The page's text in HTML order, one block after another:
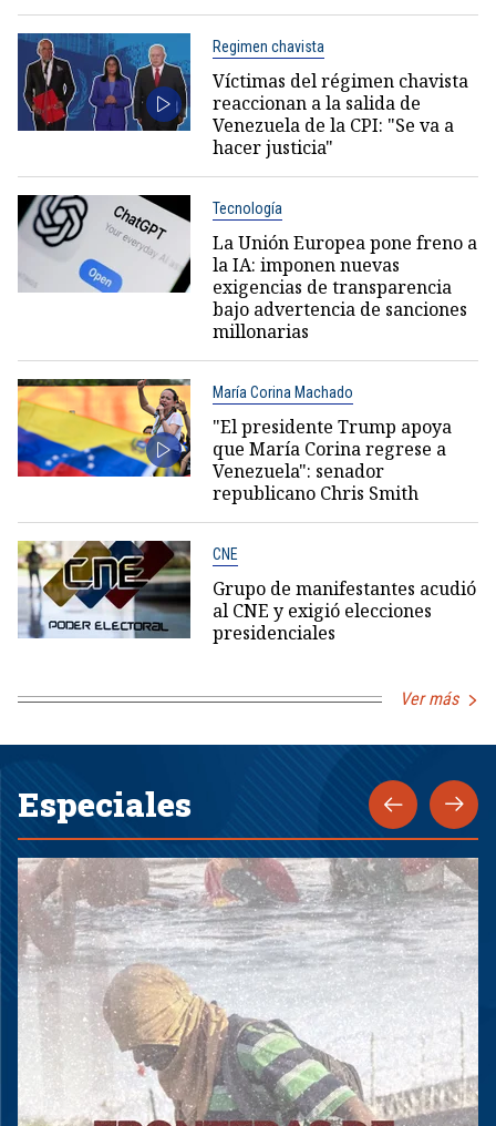
Regimen chavista
Víctimas del régimen chavista
reaccionan a la salida de
Venezuela de la CPI: "Se va a
hacer justicia"
Tecnología
La Unión Europea pone freno a
la IA: imponen nuevas
exigencias de transparencia
bajo advertencia de sanciones
millonarias
María Corina Machado
"El presidente Trump apoya
que María Corina regrese a
Venezuela": senador
republicano Chris Smith
CNE
Grupo de manifestantes acudió
al CNE y exigió elecciones
presidenciales
Ver más
Especiales